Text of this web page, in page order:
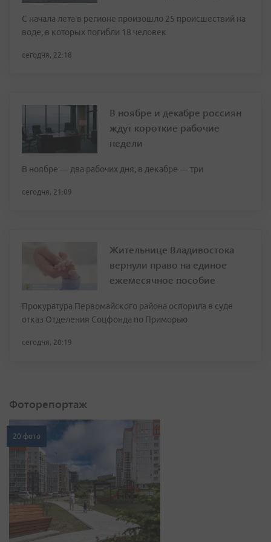
С начала лета в регионе произошло 25 происшествий на
воде, в которых погибли 18 человек
сегодня, 22:18
В ноябре и декабре россиян
ждут короткие рабочие
недели
В ноябре — два рабочих дня, в декабре — три
сегодня, 21:09
Жительнице Владивостока
вернули право на единое
ежемесячное пособие
Прокуратура Первомайского района оспорила в суде
отказ Отделения Соцфонда по Приморью
сегодня, 20:19
Фоторепортаж
20 фото